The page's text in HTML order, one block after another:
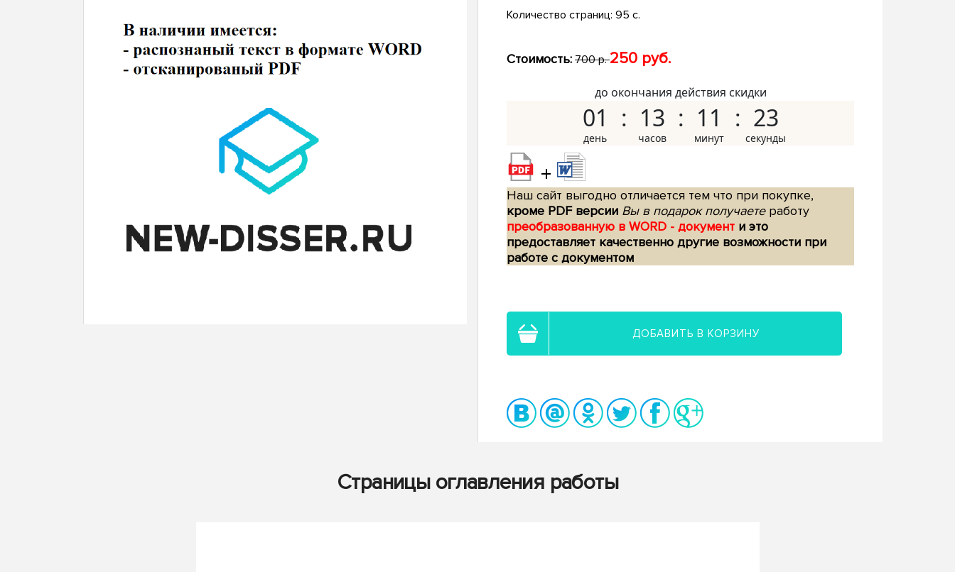
Количество страниц: 95 с.
Стоимость: 700 р.250 руб.
до окончания действия скидки
01 13 11 22
+
Наш сайт выгодно отличается тем что при покупке,
кроме PDF версии Вы в подарок получаетеработу
преобразованную в WORD - документ и это
предоставляет качественно другие возможности при
работе с документом
ДОБАВИТЬ В КОРЗИНУ
Страницы оглавления работы